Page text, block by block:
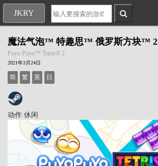
JKRY
魔法气泡™ 特趣思™ 俄罗斯方块™ 2
Puyo Puyo™ Tetris® 2
2021年3月24日
简 繁 英 日
动作 休闲